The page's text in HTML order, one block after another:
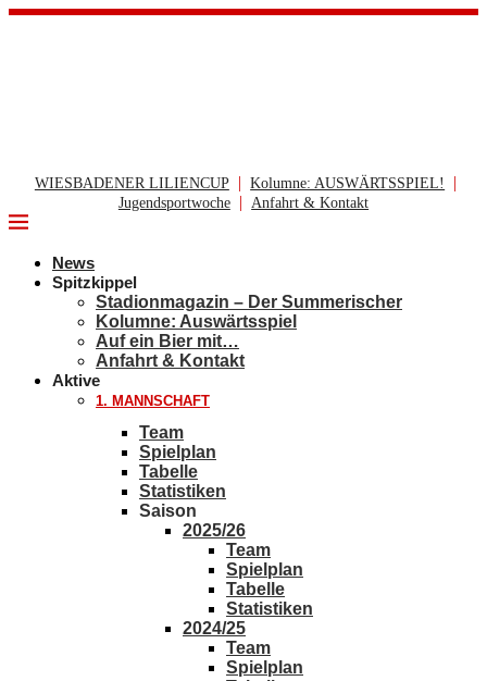
WIESBADENER LILIENCUP | Kolumne: AUSWÄRTSSPIEL! |
Jugendsportwoche | Anfahrt & Kontakt
News
Spitzkippel
Stadionmagazin – Der Summerischer
Kolumne: Auswärtsspiel
Auf ein Bier mit…
Anfahrt & Kontakt
Aktive
1. MANNSCHAFT
Team
Spielplan
Tabelle
Statistiken
Saison
2025/26
Team
Spielplan
Tabelle
Statistiken
2024/25
Team
Spielplan